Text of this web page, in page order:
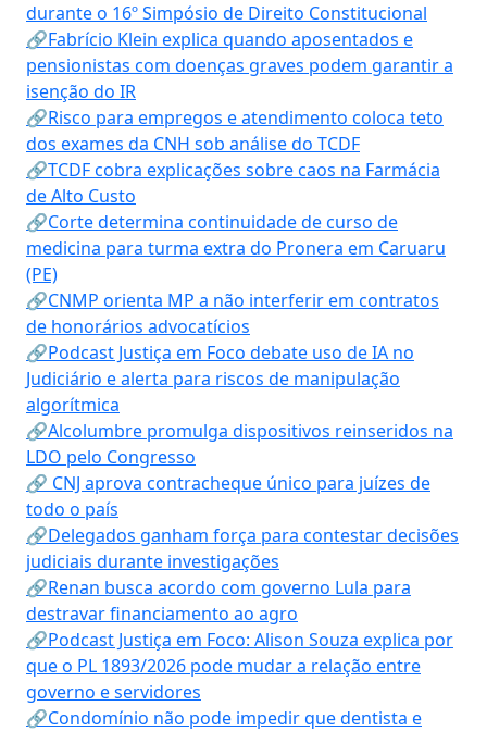
durante o 16º Simpósio de Direito Constitucional
🔗Fabrício Klein explica quando aposentados e
pensionistas com doenças graves podem garantir a
isenção do IR
🔗Risco para empregos e atendimento coloca teto
dos exames da CNH sob análise do TCDF
🔗TCDF cobra explicações sobre caos na Farmácia
de Alto Custo
🔗Corte determina continuidade de curso de
medicina para turma extra do Pronera em Caruaru
(PE)
🔗CNMP orienta MP a não interferir em contratos
de honorários advocatícios
🔗Podcast Justiça em Foco debate uso de IA no
Judiciário e alerta para riscos de manipulação
algorítmica
🔗Alcolumbre promulga dispositivos reinseridos na
LDO pelo Congresso
🔗 CNJ aprova contracheque único para juízes de
todo o país
🔗Delegados ganham força para contestar decisões
judiciais durante investigações
🔗Renan busca acordo com governo Lula para
destravar financiamento ao agro
🔗Podcast Justiça em Foco: Alison Souza explica por
que o PL 1893/2026 pode mudar a relação entre
governo e servidores
🔗Condomínio não pode impedir que dentista e